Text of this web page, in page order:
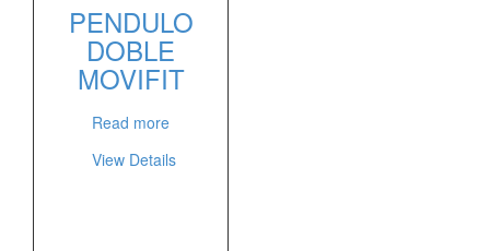
PENDULO
DOBLE
MOVIFIT
Read more
View Details